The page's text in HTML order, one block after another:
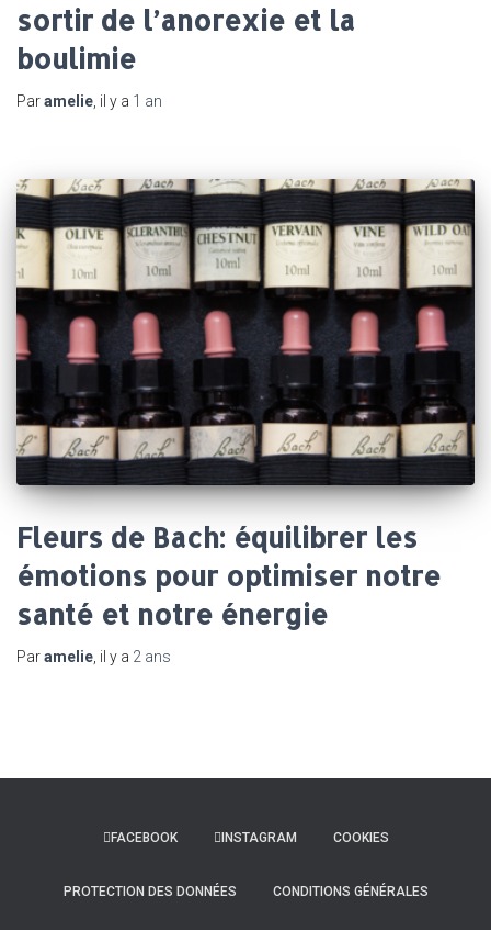
sortir de l’anorexie et la
boulimie
Paramelie , il y a 1 an
Fleurs de Bach: équilibrer les
émotions pour optimiser notre
santé et notre énergie
Paramelie , il y a 2 ans
FACEBOOK INSTAGRAM COOKIES
PROTECTION DES DONNÉES CONDITIONS GÉNÉRALES